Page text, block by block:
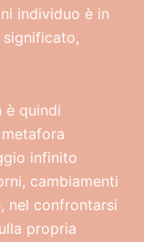
individuo è in
è quindi
infinito
cambiamenti
nel confrontarsi
propria